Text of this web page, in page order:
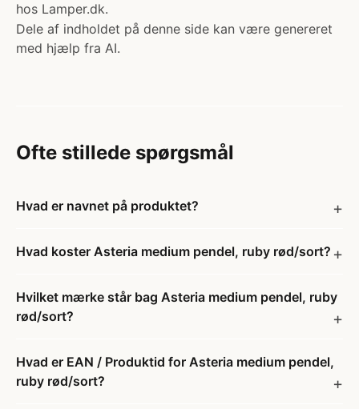
hos Lamper.dk.
Dele af indholdet på denne side kan være genereret
med hjælp fra AI.
Ofte stillede spørgsmål
Hvad er navnet på produktet?
Hvad koster Asteria medium pendel, ruby rød/sort?
Hvilket mærke står bag Asteria medium pendel, ruby
rød/sort?
Hvad er EAN / Produktid for Asteria medium pendel,
ruby rød/sort?